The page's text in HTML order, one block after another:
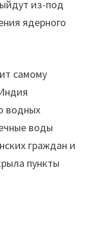
из-под
ядерного
самому
водных
воды
граждан и
пункты